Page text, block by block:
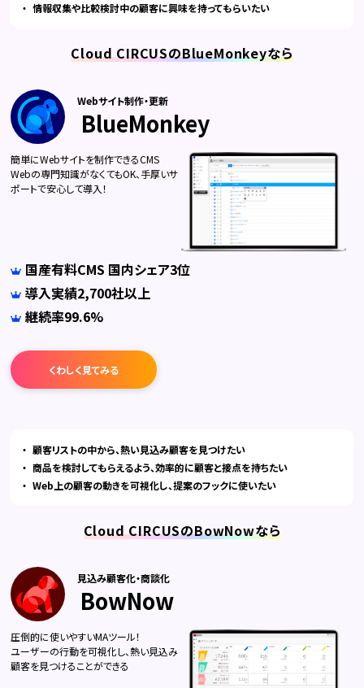
情報収集や比較検討中の顧客に興味を持ってもらいたい
Cloud CIRCUSのBlueMonkeyなら
Webサイト制作・更新
BlueMonkey
簡単にWebサイトを制作できるCMS
Webの専門知識がなくてもOK、手厚いサ
ポートで安心して導入！
国産有料CMS 国内シェア3位
導入実績2,700社以上
継続率99.6%
くわしく見てみる
顧客リストの中から、熱い見込み顧客を見つけたい
商品を検討してもらえるよう、効率的に顧客と接点を持ちたい
Web上の顧客の動きを可視化し、提案のフックに使いたい
Cloud CIRCUSのBowNowなら
見込み顧客化・商談化
BowNow
圧倒的に使いやすいMAツール！
ユーザーの行動を可視化し、熱い見込み
顧客を見つけることができる